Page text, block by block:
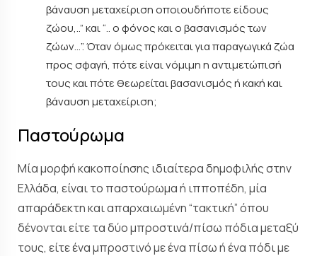
βάναυση μεταχείριση οποιουδήποτε είδους
ζώου,..” και “.. ο φόνος και ο βασανισμός των
ζώων…”. Όταν όμως πρόκειται για παραγωγικά ζώα
προς σφαγή, πότε είναι νόμιμη η αντιμετώπισή
τους και πότε θεωρείται βασανισμός ή κακή και
βάναυση μεταχείριση;
Παστούρωμα
Μία μορφή κακοποίησης ιδιαίτερα δημοφιλής στην
Ελλάδα, είναι το παστούρωμα ή ιπποπέδη, μία
απαράδεκτη και απαρχαιωμένη “τακτική” όπου
δένονται είτε τα δύο μπροστινά/πίσω πόδια μεταξύ
τους, είτε ένα μπροστινό με ένα πίσω ή ένα πόδι με